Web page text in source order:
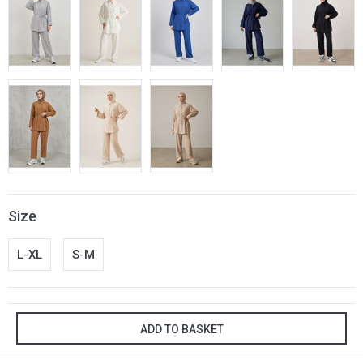
Size
L-XL S-M
ADD TO BASKET